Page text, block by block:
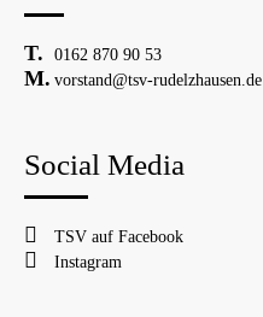
0162 870 90 53
vorstand@tsv-rudelzhausen.de
Social Media
TSV auf Facebook
Instagram